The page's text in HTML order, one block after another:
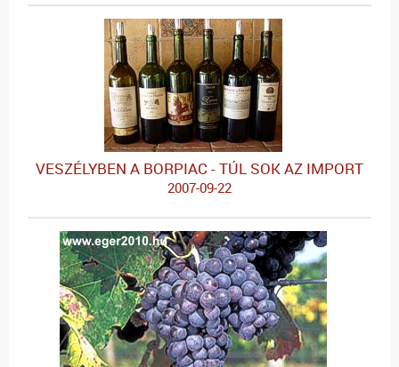
VESZÉLYBEN A BORPIAC - TÚL SOK AZ IMPORT
2007-09-22